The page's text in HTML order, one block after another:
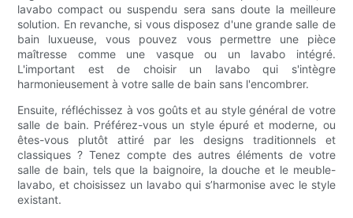
lavabo compact ou suspendu sera sans doute la meilleure
solution. En revanche, si vous disposez d'une grande salle de
bain luxueuse, vous pouvez vous permettre une pièce
maîtresse comme une vasque ou un lavabo intégré.
L'important est de choisir un lavabo qui s'intègre
harmonieusement à votre salle de bain sans l'encombrer.
Ensuite, réfléchissez à vos goûts et au style général de votre
salle de bain. Préférez-vous un style épuré et moderne, ou
êtes-vous plutôt attiré par les designs traditionnels et
classiques ? Tenez compte des autres éléments de votre
salle de bain, tels que la baignoire, la douche et le meuble-
lavabo, et choisissez un lavabo qui s’harmonise avec le style
existant.